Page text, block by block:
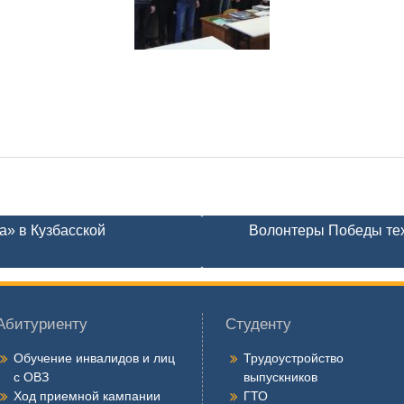
в Кузбасской Волонтеры Победы
Обучение инвалидов и лиц
с ОВЗ
Ход приемной кампании
Студенту
Трудоустройство
выпускников
ГТО